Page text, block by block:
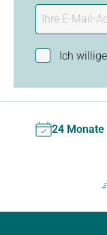
Ich
24 Monate